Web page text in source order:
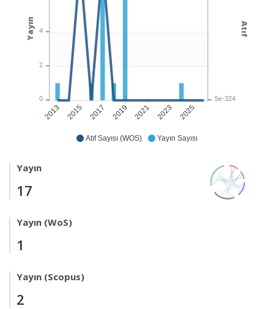
Atıf Sayısı (WOS) Yayın Sayısı
2013 2015 2017 2019 2021 2023 2025
5e-324
Atıf
4
2
0
Yayın
Yayın
17
Yayın (WoS)
1
Yayın (Scopus)
2